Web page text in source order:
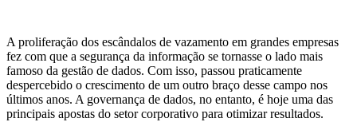
A proliferação dos escândalos de vazamento em grandes empresas
fez com que a segurança da informação se tornasse o lado mais
famoso da gestão de dados. Com isso, passou praticamente
despercebido o crescimento de um outro braço desse campo nos
últimos anos. A governança de dados, no entanto, é hoje uma das
principais apostas do setor corporativo para otimizar resultados.